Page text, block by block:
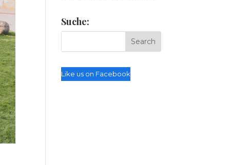
Suche:
Like us on Facebook